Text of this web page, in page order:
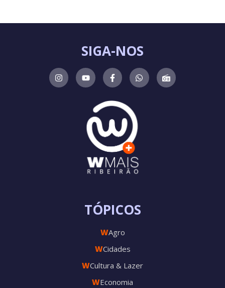
TÓPICOS
WAgro
WCidades
WCultura & Lazer
WEconomia
SIGA-NOS